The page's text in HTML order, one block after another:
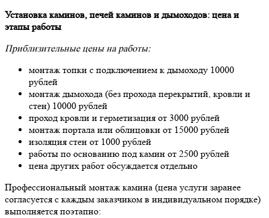
Установка каминов, печей каминов и дымоходов: цена и
этапы работы
Приблизительные цены на работы:
монтаж топки с подключением к дымоходу 10000
рублей
монтаж дымохода (без прохода перекрытий, кровли и
стен) 10000 рублей
проход кровли и герметизация от 3000 рублей
монтаж портала или облицовки от 15000 рублей
изоляция стен от 1000 рублей
работы по основанию под камин от 2500 рублей
цена других работ обсуждается отдельно
Профессиональный монтаж камина (цена услуги заранее
согласуется с каждым заказчиком в индивидуальном порядке)
выполняется поэтапно: